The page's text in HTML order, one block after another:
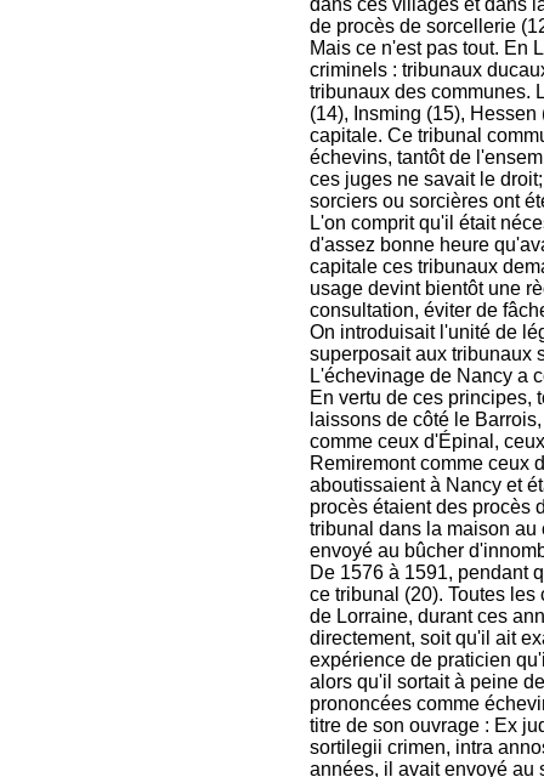
dans ces villages et dans
de procès de sorcellerie
Mais ce n'est pas tout. En
criminels : tribunaux
tribunaux des communes.
(14), Insming (15),
capitale. Ce tribunal
échevins, tantôt de
ces juges ne savait le
sorciers ou sorcières ont
L'on comprit qu'il était
d'assez bonne heure
capitale ces tribunaux
usage devint bientôt une
consultation, éviter de
On introduisait l'unité de
superposait aux tribunaux
L'échevinage de Nancy a
En vertu de ces principes,
laissons de côté le
comme ceux d'Épinal,
Remiremont comme ceux
aboutissaient à Nancy et
procès étaient des procès
tribunal dans la maison
envoyé au bûcher
De 1576 à 1591, pendant
ce tribunal (20). Toutes
de Lorraine, durant ces
directement, soit qu'il ait
expérience de praticien
alors qu'il sortait à peine
prononcées comme
titre de son ouvrage : Ex
sortilegii crimen, intra
années, il avait envoyé au